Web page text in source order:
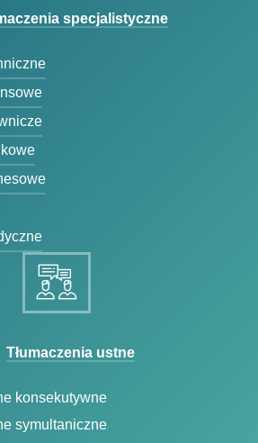
specjalistyczne
Tłumaczenia ustne
konsekutywne
symultaniczne